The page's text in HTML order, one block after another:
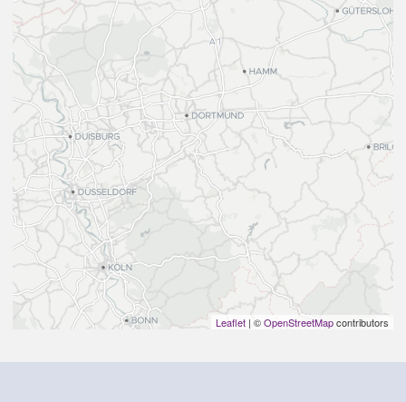
Leaflet | ©OpenStreetMapcontributors